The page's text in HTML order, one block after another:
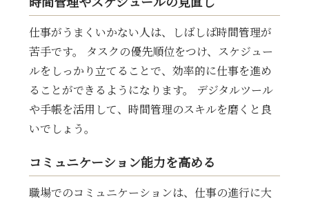
仕事がうまくいかない人は、しばしば時間管理が
苦手です。 タスクの優先順位をつけ、スケジュー
ルをしっかり立てることで、効率的に仕事を進め
ることができるようになります。 デジタルツール
や手帳を活用して、時間管理のスキルを磨くと良
いでしょう。
コミュニケーション能力を高める
職場でのコミュニケーションは、仕事の進行に大